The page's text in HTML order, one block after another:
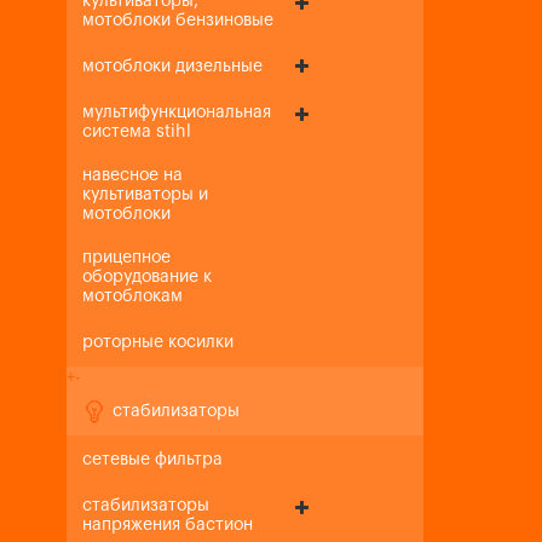
мотоблоки бензиновые
мотоблоки дизельные
мультифункциональная
система stihl
навесное на
культиваторы и
мотоблоки
прицепное
оборудование к
мотоблокам
роторные косилки
+-
стабилизаторы
сетевые фильтра
стабилизаторы
напряжения бастион